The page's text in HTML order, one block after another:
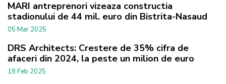
MARI antreprenori vizeaza constructia
stadionului de 44 mil. euro din Bistrita-Nasaud
05 Mar 2025
DRS Architects: Crestere de 35% cifra de
afaceri din 2024, la peste un milion de euro
18 Feb 2025